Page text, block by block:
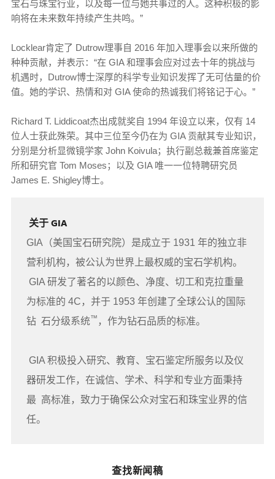
宝石与珠宝行业，以及每一位与她共事过的人。这种积极的影
响将在未来数年持续产生共鸣。”
Locklear肯定了 Dutrow理事自 2016 年加入理事会以来所做的
种种贡献，并表示：“在 GIA 和理事会应对过去十年的挑战与
机遇时，Dutrow博士深厚的科学专业知识发挥了无可估量的价
值。她的学识、热情和对 GIA 使命的热诚我们将铭记于心。”
Richard T. Liddicoat杰出成就奖自 1994 年设立以来，仅有 14
位人士获此殊荣。其中三位至今仍在为 GIA 贡献其专业知识，
分别是分析显微镜学家 John Koivula；执行副总裁兼首席鉴定
所和研究官 Tom Moses；以及 GIA 唯一一位特聘研究员
James E. Shigley博士。
关于 GIA
GIA（美国宝石研究院）是成立于 1931 年的独立非
营利机构，被公认为世界上最权威的宝石学机构。
GIA 研发了著名的以颜色、净度、切工和克拉重量
为标准的 4C，并于 1953 年创建了全球公认的国际
钻 石分级系统™ ，作为钻石品质的标准。
GIA 积极投入研究、教育、宝石鉴定所服务以及仪
器研发工作，在诚信、学术、科学和专业方面秉持
最 高标准，致力于确保公众对宝石和珠宝业界的信
任。
查找新闻稿